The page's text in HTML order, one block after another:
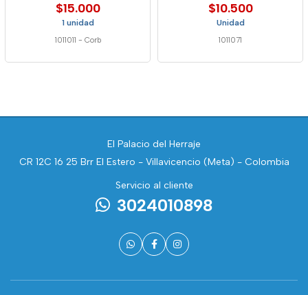
$15.000
1 unidad
1011011 - Corb
$10.500
Unidad
1011071
El Palacio del Herraje
CR 12C 16 25 Brr El Estero - Villavicencio (Meta) - Colombia
Servicio al cliente
3024010898